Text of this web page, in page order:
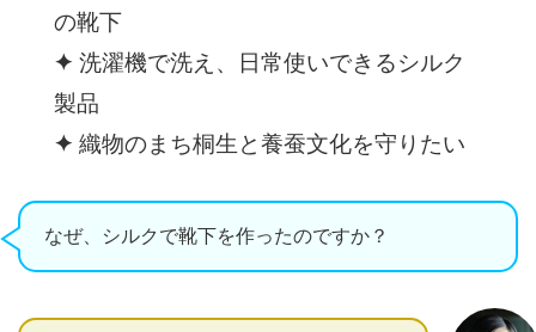
の靴下
✦ 洗濯機で洗え、日常使いできるシルク
製品
✦ 織物のまち桐生と養蚕文化を守りたい
なぜ、シルクで靴下を作ったのですか？